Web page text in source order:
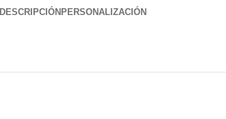
DESCRIPCIÓN PERSONALIZACIÓN